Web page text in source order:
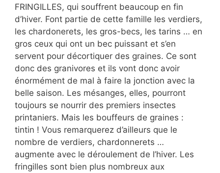
FRINGILLES, qui souffrent beaucoup en fin
d’hiver. Font partie de cette famille les verdiers,
les chardonerets, les gros-becs, les tarins … en
gros ceux qui ont un bec puissant et s’en
servent pour décortiquer des graines. Ce sont
donc des granivores et ils vont donc avoir
énormément de mal à faire la jonction avec la
belle saison. Les mésanges, elles, pourront
toujours se nourrir des premiers insectes
printaniers. Mais les bouffeurs de graines :
tintin ! Vous remarquerez d’ailleurs que le
nombre de verdiers, chardonnerets …
augmente avec le déroulement de l’hiver. Les
fringilles sont bien plus nombreux aux